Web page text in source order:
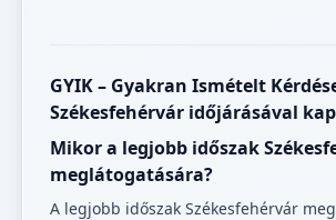
GYIK – Gyakran Ismételt
Székesfehérvár időjárásával
Mikor a legjobb időszak
meglátogatására?
A legjobb időszak Székesfehérvár